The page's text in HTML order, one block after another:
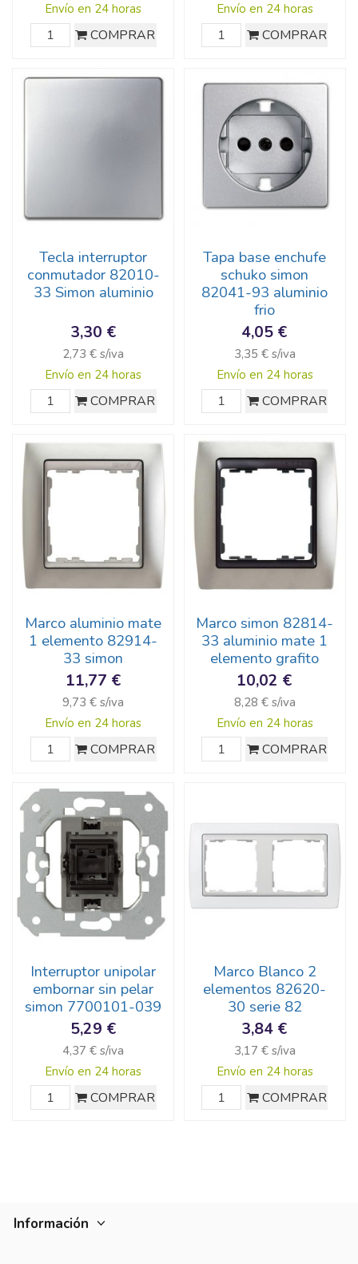
Envío en 24 horas
COMPRAR
Envío en 24 horas
COMPRAR
Tecla interruptor
conmutador 82010-
33 Simon aluminio
3,30 €
2,73 € s/iva
Envío en 24 horas
COMPRAR
Tapa base enchufe
schuko simon
82041-93 aluminio
frio
4,05 €
3,35 € s/iva
Envío en 24 horas
COMPRAR
Marco aluminio mate
1 elemento 82914-
33 simon
11,77 €
9,73 € s/iva
Envío en 24 horas
COMPRAR
Marco simon 82814-
33 aluminio mate 1
elemento grafito
10,02 €
8,28 € s/iva
Envío en 24 horas
COMPRAR
Interruptor unipolar
embornar sin pelar
simon 7700101-039
5,29 €
4,37 € s/iva
Envío en 24 horas
COMPRAR
Marco Blanco 2
elementos 82620-
30 serie 82
3,84 €
3,17 € s/iva
Envío en 24 horas
COMPRAR
Información